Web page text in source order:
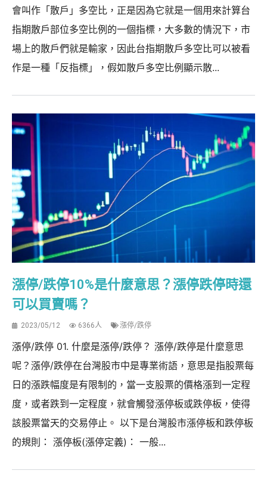
會叫作「散戶」多空比，正是因為它就是一個用來計算台
指期散戶部位多空比例的一個指標，大多數的情況下，市
場上的散戶們就是輸家，因此台指期散戶多空比可以被看
作是一種「反指標」，假如散戶多空比例顯示散...
漲停/跌停10%是什麼意思？漲停跌停時還
可以買賣嗎？
2023/05/12 6366人 漲停/跌停
漲停/跌停 01. 什麼是漲停/跌停？ 漲停/跌停是什麼意思
呢？漲停/跌停在台灣股市中是專業術語，意思是指股票每
日的漲跌幅度是有限制的，當一支股票的價格漲到一定程
度，或者跌到一定程度，就會觸發漲停板或跌停板，使得
該股票當天的交易停止。 以下是台灣股市漲停板和跌停板
的規則： 漲停板(漲停定義)： 一般...